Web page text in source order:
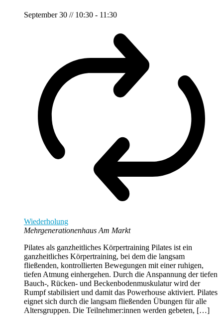
September 30 // 10:30 - 11:30
Wiederholung
Mehrgenerationenhaus Am Markt
Pilates als ganzheitliches Körpertraining Pilates ist ein
ganzheitliches Körpertraining, bei dem die langsam
fließenden, kontrollierten Bewegungen mit einer ruhigen,
tiefen Atmung einhergehen. Durch die Anspannung der tiefen
Bauch-, Rücken- und Beckenbodenmuskulatur wird der
Rumpf stabilisiert und damit das Powerhouse aktiviert. Pilates
eignet sich durch die langsam fließenden Übungen für alle
Altersgruppen. Die Teilnehmer:innen werden gebeten, […]